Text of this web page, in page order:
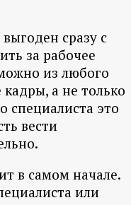
сразу с
за рабочее
из любого
а не только
специалиста это
вести
в самом начале.
или